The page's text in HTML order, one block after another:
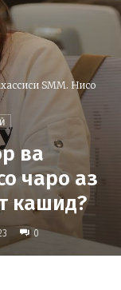
SMM. Нисо
ва
чаро аз
кашид?
0